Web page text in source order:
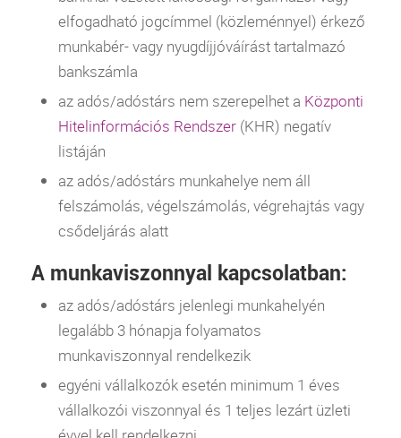
elfogadható jogcímmel (közleménnyel) érkező
munkabér- vagy nyugdíjjóváírást tartalmazó
bankszámla
az adós/adóstárs nem szerepelhet a Központi
Hitelinformációs Rendszer (KHR) negatív
listáján
az adós/adóstárs munkahelye nem áll
felszámolás, végelszámolás, végrehajtás vagy
csődeljárás alatt
A munkaviszonnyal kapcsolatban:
az adós/adóstárs jelenlegi munkahelyén
legalább 3 hónapja folyamatos
munkaviszonnyal rendelkezik
egyéni vállalkozók esetén minimum 1 éves
vállalkozói viszonnyal és 1 teljes lezárt üzleti